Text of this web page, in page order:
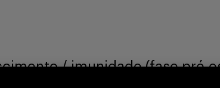
/ imunidade (fase pré-